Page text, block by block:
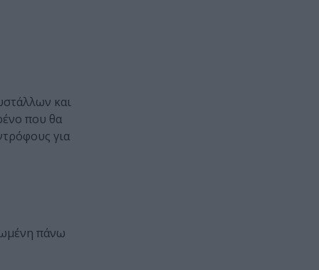
και
που θα
για
πάνω